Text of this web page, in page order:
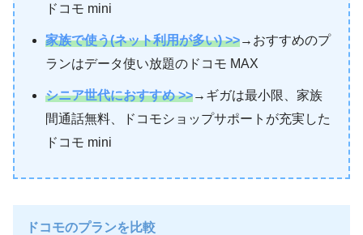
ドコモ mini
家族で使う(ネット利用が多い) >>→おすすめのプ
ランはデータ使い放題のドコモ MAX
シニア世代におすすめ >>→ギガは最小限、家族
間通話無料、ドコモショップサポートが充実した
ドコモ mini
ドコモのプランを比較